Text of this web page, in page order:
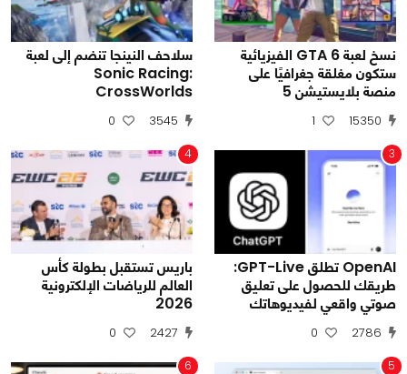
نسخ لعبة GTA 6 الفيزيائية
ستكون مغلقة جغرافيًا على
منصة بلايستيشن 5
15350
1
سلاحف النينجا تنضم إلى لعبة
Sonic Racing:
CrossWorlds
3545
0
3
OpenAI تطلق GPT-Live:
طريقك للحصول على تعليق
صوتي واقعي لفيديوهاتك
2786
0
4
باريس تستقبل بطولة كأس
العالم للرياضات الإلكترونية
2026
2427
0
5
6